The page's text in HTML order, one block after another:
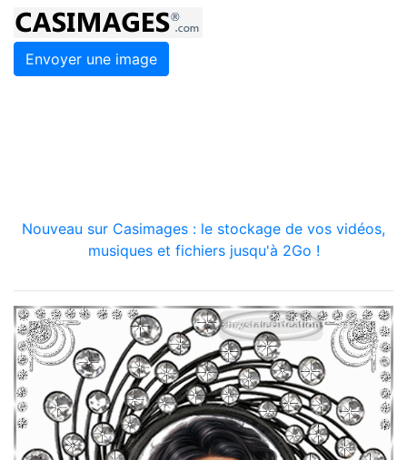
Envoyer une image
Nouveau sur Casimages : le stockage de vos vidéos,
musiques et fichiers jusqu'à 2Go !